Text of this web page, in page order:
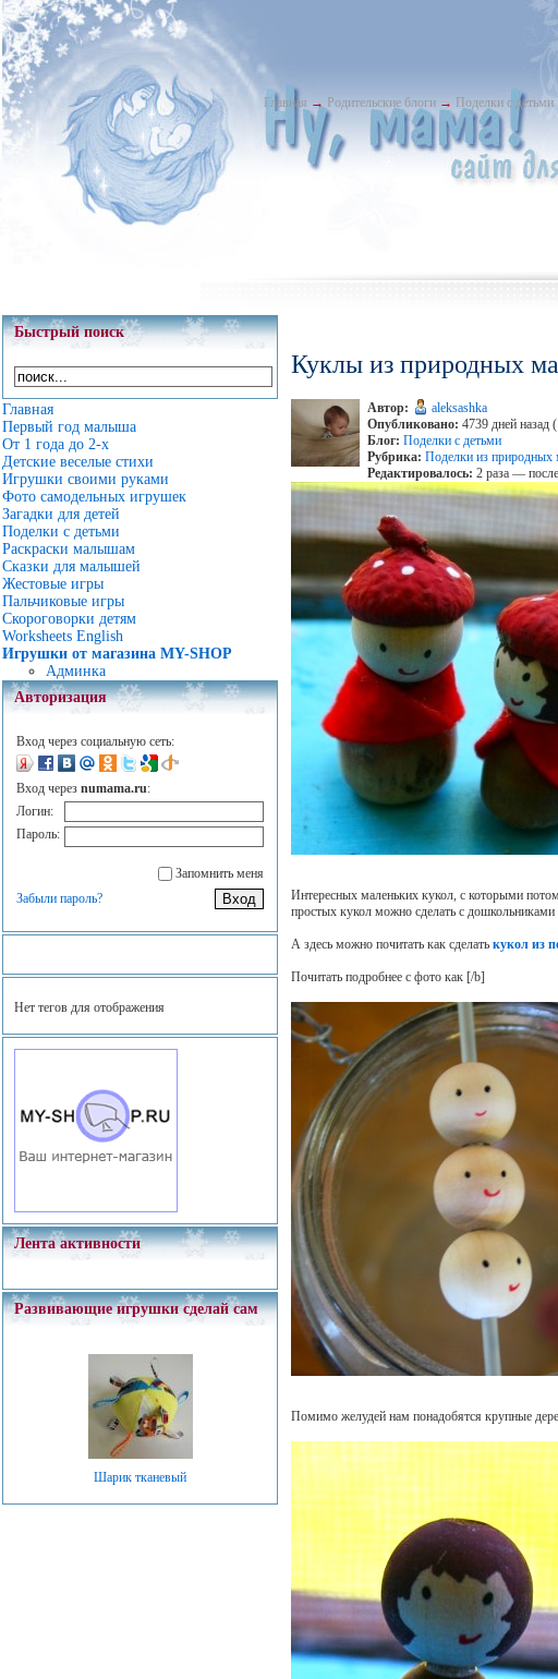
Главная → Родительские блоги → Поделки с детьми
Быстрый поиск
Главная
Первый год малыша
От 1 года до 2-х
Детские веселые стихи
Игрушки своими руками
Фото самодельных игрушек
Загадки для детей
Поделки с детьми
Раскраски малышам
Сказки для малышей
Жестовые игры
Пальчиковые игры
Скороговорки детям
Worksheets English
Игрушки от магазина MY-SHOP
Админка
Авторизация
Вход через социальную сеть:
Вход через numama.ru:
Логин:
Пароль:
Запомнить меня
Забыли пароль?
Нет тегов для отображения
Лента активности
Развивающие игрушки сделай сам
Шарик тканевый
Куклы из природных
Автор:
aleksashka
Опубликовано: 4739 дней назад
Блог: Поделки с детьми
Рубрика: Поделки из природных
Редактировалось: 2 раза —
Интересных маленьких кукол, с которыми
простых кукол можно сделать с дошкольниками
А здесь можно почитать как сделатькукол из
Почитать подробнее с фото как [/b]
Помимо желудей нам понадобятся крупные